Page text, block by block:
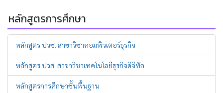
หลักสูตรการศึกษา
หลักสูตร ปวช. สาขาวิชาคอมพิวเตอร์ธุรกิจ
หลักสูตร ปวส. สาขาวิชาเทคโนโลยีธุรกิจดิจิทัล
หลักสูตรการศึกษาชั้นพื้นฐาน